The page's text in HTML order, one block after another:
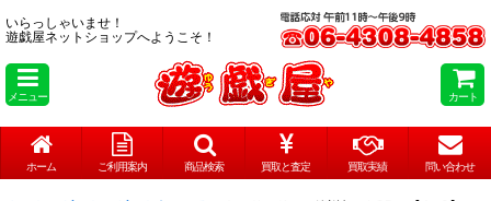
いらっしゃいませ！
遊戯屋ネットショップへようこそ！
メニュー カート
ホーム ご利用案内 商品検索 買取と査定 買取実績 問い合わせ